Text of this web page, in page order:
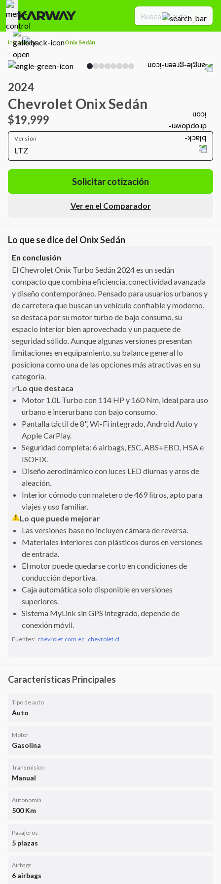
Inicio Onix Sedán
2024
Chevrolet Onix Sedán
$19,999
Versión
LTZ
Solicitar cotización
Ver en el Comparador
Lo que se dice del Onix Sedán
En conclusión
El Chevrolet Onix Turbo Sedán 2024 es un sedán
compacto que combina eficiencia, conectividad avanzada
y diseño contemporáneo. Pensado para usuarios urbanos y
de carretera que buscan un vehículo confiable y moderno,
se destaca por su motor turbo de bajo consumo, su
espacio interior bien aprovechado y un paquete de
seguridad sólido. Aunque algunas versiones presentan
limitaciones en equipamiento, su balance general lo
posiciona como una de las opciones más atractivas en su
categoría.
✅Lo que destaca
Motor 1.0L Turbo con 114 HP y 160 Nm, ideal para uso
urbano e interurbano con bajo consumo.
Pantalla táctil de 8", Wi-Fi integrado, Android Auto y
Apple CarPlay.
Seguridad completa: 6 airbags, ESC, ABS+EBD, HSA e
ISOFIX.
Diseño aerodinámico con luces LED diurnas y aros de
aleación.
Interior cómodo con maletero de 469 litros, apto para
viajes y uso familiar.
Lo que puede mejorar
Las versiones base no incluyen cámara de reversa.
Materiales interiores con plásticos duros en versiones
de entrada.
El motor puede quedarse corto en condiciones de
conducción deportiva.
Caja automática solo disponible en versiones
superiores.
Sistema MyLink sin GPS integrado, depende de
conexión móvil.
Fuentes: chevrolet.com.ec, chevrolet.cl
Características Principales
Tipo de auto
Auto
Motor
Gasolina
Transmisión
Manual
Autonomía
500 Km
Pasajeros
5 plazas
Airbags
6 airbags